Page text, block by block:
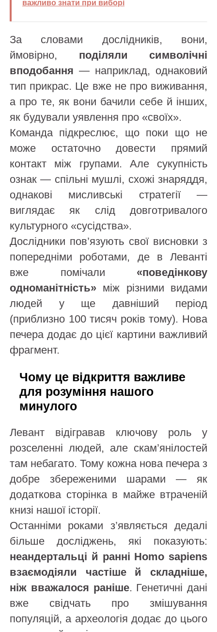
важливо знати при виборі
За словами дослідників, вони,
ймовірно, поділяли символічні
вподобання — наприклад, однаковий
тип прикрас. Це вже не про виживання,
а про те, як вони бачили себе й інших,
як будували уявлення про «своїх».
Команда підкреслює, що поки що не
може остаточно довести прямий
контакт між групами. Але сукупність
ознак — спільні мушлі, схожі знаряддя,
однакові мисливські стратегії —
виглядає як слід довготривалого
культурного «сусідства».
Дослідники пов’язують свої висновки з
попередніми роботами, де в Леванті
вже помічали «поведінкову
одноманітність» між різними видами
людей у ще давніший період
(приблизно 100 тисяч років тому). Нова
печера додає до цієї картини важливий
фрагмент.
Чому це відкриття важливе
для розуміння нашого
минулого
Левант відігравав ключову роль у
розселенні людей, але скам’янілостей
там небагато. Тому кожна нова печера з
добре збереженими шарами — як
додаткова сторінка в майже втраченій
книзі нашої історії.
Останніми роками з’являється дедалі
більше досліджень, які показують:
неандертальці й ранні Homo sapiens
взаємодіяли частіше й складніше,
ніж вважалося раніше. Генетичні дані
вже свідчать про змішування
популяцій, а археологія додає до цього